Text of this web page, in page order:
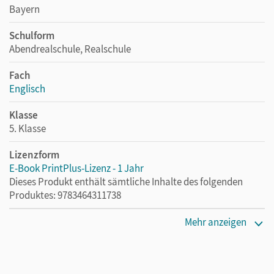
Bayern
Schulform
Abendrealschule, Realschule
Fach
Englisch
Klasse
5. Klasse
Lizenzform
E-Book PrintPlus-Lizenz - 1 Jahr
Dieses Produkt enthält sämtliche Inhalte des folgenden
Produktes: 9783464311738
Mehr anzeigen